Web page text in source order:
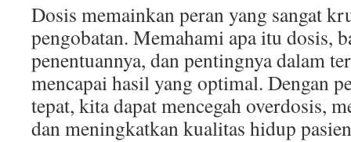
Dosis memainkan peran yang sangat
pengobatan. Memahami apa itu dosis,
penentuannya, dan pentingnya dalam
mencapai hasil yang optimal. Dengan
tepat, kita dapat mencegah overdosis,
dan meningkatkan kualitas hidup